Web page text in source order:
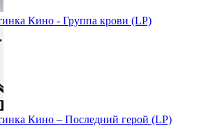
Кино - Группа крови (LP)
Кино – Последний герой (LP)